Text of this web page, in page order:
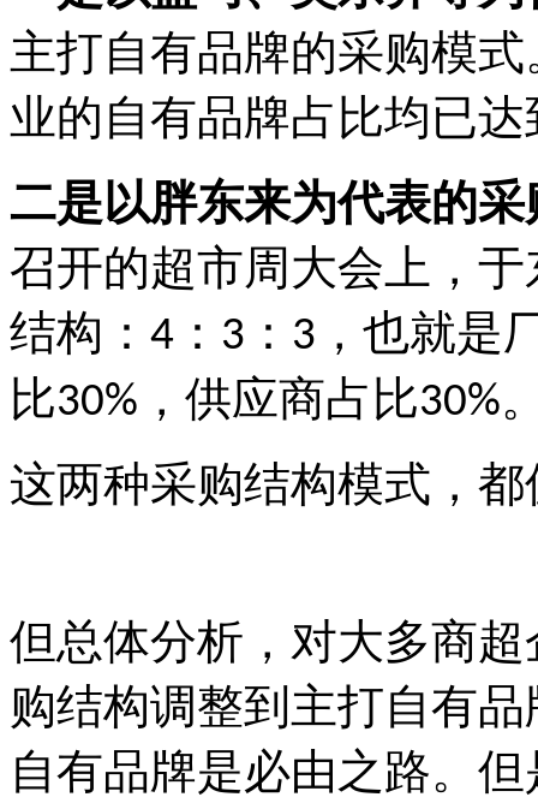
主打自有品牌的采购模
业的自有品牌占比均已达
二是以胖东来为代表的
召开的超市周大会上，
结构： 4 ： 3 ： 3 ，也就是
比30% ，供应商占比30%
这两种采购结构模式，
但总体分析，对大多商
购结构调整到主打自有
自有品牌是必由之路。